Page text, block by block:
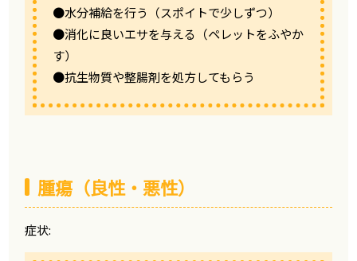
●水分補給を行う（スポイトで少しずつ）
●消化に良いエサを与える（ペレットをふやか
す）
●抗生物質や整腸剤を処方してもらう
腫瘍（良性・悪性）
症状: